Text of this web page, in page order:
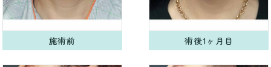
施術前 術後1ヶ月目